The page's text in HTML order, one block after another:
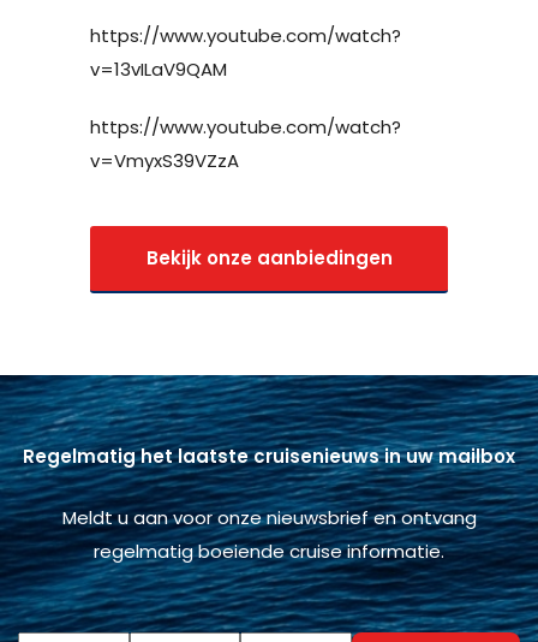
https://www.youtube.com/watch?
v=13vILaV9QAM
https://www.youtube.com/watch?
v=VmyxS39VZzA
Bekijk onze aanbiedingen
Regelmatig het laatste cruisenieuws in uw mailbox
Meldt u aan voor onze nieuwsbrief en ontvang
regelmatig boeiende cruise informatie.